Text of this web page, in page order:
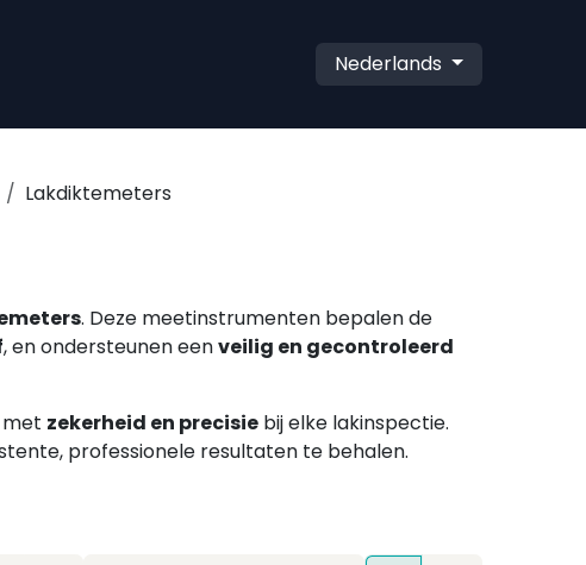
Nederlands
Lakdiktemeters
. Deze meetinstrumenten bepalen de
, en ondersteunen eenveilig en gecontroleerd
zekerheid en precisie bij elke lakinspectie.
professionele resultaten te behalen.